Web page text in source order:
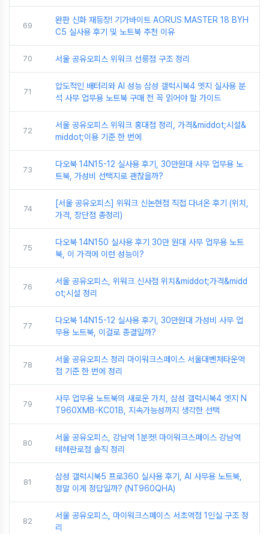
69
완판 신화 재등장! 기가바이트 AORUS MASTER 18 BYH
C5 실사용 후기 및 노트북 추천 이유
70 서울 공유오피스 위워크 선릉점 구조 정리
71
압도적인 배터리와 AI 성능 삼성 갤럭시북4 엣지 실사용 분
석 사무 업무용 노트북 구매 전 꼭 읽어야 할 가이드
72
서울 공유오피스 위워크 홍대점 정리, 가격&middot;시설&
middot;이용 기준 한 번에
73
다오북 14N15-12 실사용 후기, 30만원대 사무 업무용 노
트북, 가성비 선택지로 괜찮을까?
74
[서울 공유오피스] 위워크 신논현점 직접 다녀온 후기 (위치,
가격, 장단점 총정리)
75
다오북 14N150 실사용 후기 30만 원대 사무 업무용 노트
북, 이 가격에 이런 성능이?
76
서울 공유오피스, 위워크 신사점 위치&middot;가격&midd
ot;시설 정리
77
다오북 14N15-12 실사용 후기, 30만원대 가성비 사무 업
무용 노트북, 이걸로 종결일까?
78
서울 공유오피스 정리 마이워크스페이스 서울대벤처타운역
점 기준 한 번에 정리
79
사무 업무용 노트북의 새로운 가치, 삼성 갤럭시북4 엣지 N
T960XMB-KC01B, 지속가능성까지 생각한 선택
80
서울 공유오피스, 강남역 1분컷! 마이워크스페이스 강남역
테헤란로점 솔직 정리
81
삼성 갤럭시북5 프로360 실사용 후기, AI 사무용 노트북,
정말 이게 정답일까? (NT960QHA)
82
서울 공유오피스, 마이워크스페이스 서초역점 1인실 구조 정
리